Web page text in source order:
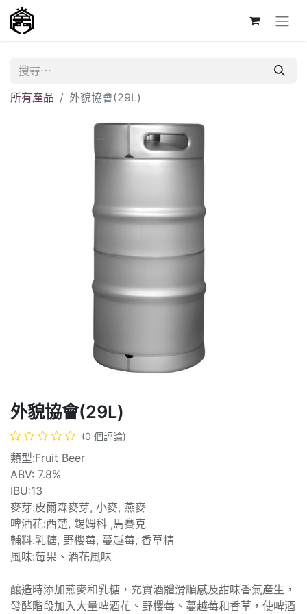
所有產品 外貌協會(29L)
外貌協會(29L)
(0 個評論)
類型:Fruit Beer
ABV: 7.8%
IBU:13
麥芽:皮爾森麥芽, 小麥, 燕麥
啤酒花:西楚, 錫姆科 ,馬賽克
輔料:乳糖, 野櫻莓, 蔓越莓, 香草精
風味:莓果、酒花風味
釀造時添加燕麥和乳糖，充實酒體滑順感及甜味香氣產生，
發酵階段加入大量啤酒花、野櫻莓、蔓越莓和香草，使啤酒